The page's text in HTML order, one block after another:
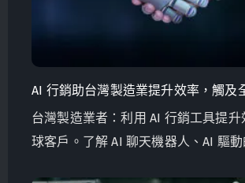
AI 行銷助台灣製造業提升效率，觸及
台灣製造業者：利用 AI 行銷工具提升
球客戶。了解 AI 聊天機器人、AI 驅動